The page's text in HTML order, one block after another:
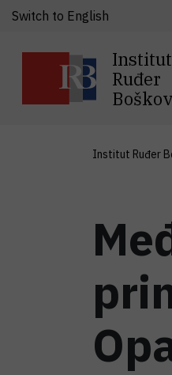
Institut
Ruđer
Switch to English
Institut Ruđer